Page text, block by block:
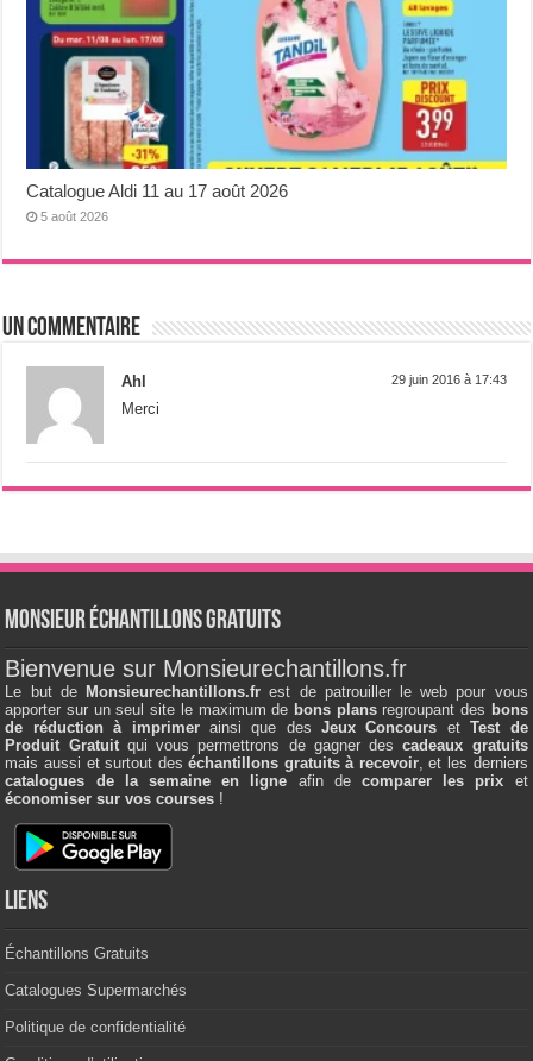
Catalogue Aldi 11 au 17 août 2026
5 août 2026
Un commentaire
Ahl 29 juin 2016 à 17:43
Merci
Monsieur échantillons Gratuits
Bienvenue sur Monsieurechantillons.fr
Le but de Monsieurechantillons.fr est de patrouiller le web pour vous
apporter sur un seul site le maximum de bons plansregroupant des bons
de réduction à imprimerainsi que desJeux Concours etTest de
Produit Gratuitqui vous permettrons de gagner descadeaux gratuits
mais aussi et surtout deséchantillons gratuits à recevoir, et les derniers
catalogues de la semaine en ligne afin de comparer les prix et
économiser sur vos courses !
Liens
Échantillons Gratuits
Catalogues Supermarchés
Politique de confidentialité